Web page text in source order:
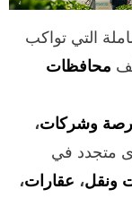
التي تواكب
محافظات
وشركات،
متجدد في
ونقل، عقارات،